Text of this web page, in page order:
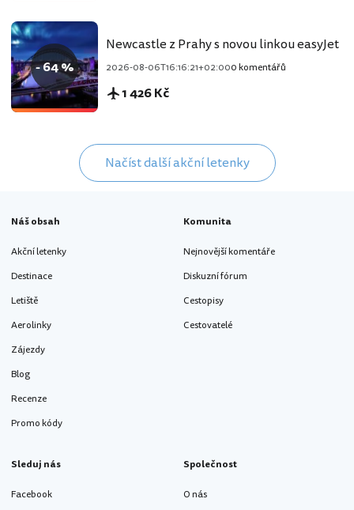
- 64 %
Newcastle z Prahy s novou linkou easyJet
2026-08-06T16:16:21+02:000 komentářů
1 426 Kč
Načíst další akční letenky
Náš obsah
Akční letenky
Destinace
Letiště
Aerolinky
Zájezdy
Blog
Recenze
Promo kódy
Komunita
Nejnovější komentáře
Diskuzní fórum
Cestopisy
Cestovatelé
Sleduj nás
Facebook
Společnost
O nás